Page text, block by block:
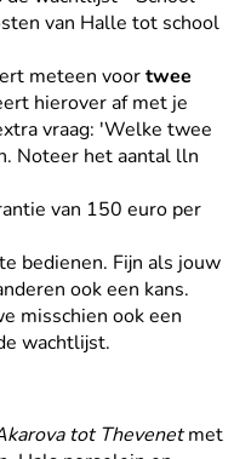
van Halle tot school
meteen voortwee
hierover af met je
vraag: 'Welke twee
Noteer het aantal lln
van 150 euro per
bedienen. Fijn als jouw
ook een kans.
misschien ook een
wachtlijst.
tot Thevenetmet